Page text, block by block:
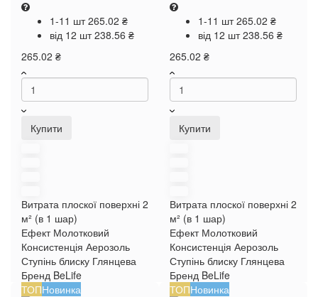
1-11 шт265.02 ₴
від 12 шт238.56 ₴
265.02 ₴
Купити
Витрата плоскої поверхні 2
м² (в 1 шар)
Ефект Молотковий
Консистенція Аерозоль
Ступінь блиску Глянцева
Бренд BeLife
1-11 шт265.02 ₴
від 12 шт238.56 ₴
265.02 ₴
Купити
Витрата плоскої поверхні 2
м² (в 1 шар)
Ефект Молотковий
Консистенція Аерозоль
Ступінь блиску Глянцева
Бренд BeLife
ТОПНовинка ТОПНовинка